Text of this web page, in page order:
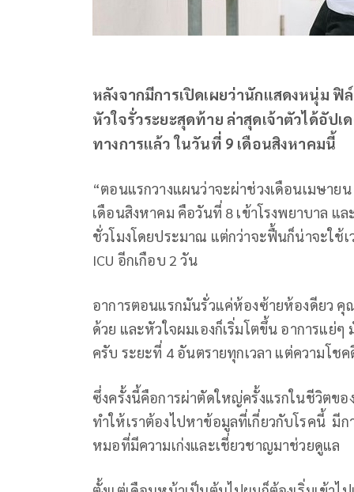
หลังจากมีการเปิดเผยว่านักแสดงหนุ่ม
หัวใจรั่วระยะสุดท้าย ล่าสุดเจ้าตัวได้อัป
ทางการแล้ว ในวันที่ 9 เดือนสิงหาคมนี้
“ตอนแรกวางแผนว่าจะผ่าช่วงเดือนเมษาย
เดือนสิงหาคม คือวันที่ 8 เข้าโรงพยาบาล แ
ชั่วโมงโดยประมาณ แต่กว่าจะฟื้นก็น่าจะใช้
ICU อีกเกือบ 2 วัน
อาการตอนแรกมันรั่วแค่ห้องซ้ายห้องดียว
ด้วย และหัวใจผมเองก็เริ่มโตขึ้น อาการแย่
ครับ ระยะที่ 4 อันตรายทุกเวลา แต่ความโช
ซึ่งครั้งนี้คือการผ่าตัดใหญ่ครั้งแรกในชีวิตขอ
ทำให้เราต้องไปหาข้อมูลที่เกี่ยวกับโรคนี้
หมอที่มีความเก่งและเชี่ยวชาญมาช่วยดูแล